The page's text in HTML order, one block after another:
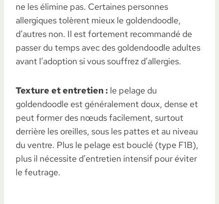
ne les élimine pas. Certaines personnes
allergiques tolèrent mieux le goldendoodle,
d’autres non. Il est fortement recommandé de
passer du temps avec des goldendoodle adultes
avant l’adoption si vous souffrez d’allergies.
Texture et entretien : le pelage du
goldendoodle est généralement doux, dense et
peut former des nœuds facilement, surtout
derrière les oreilles, sous les pattes et au niveau
du ventre. Plus le pelage est bouclé (type F1B),
plus il nécessite d’entretien intensif pour éviter
le feutrage.